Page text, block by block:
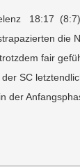
18:17
die
fair
SC
der